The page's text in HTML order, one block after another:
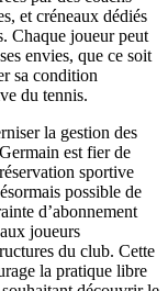
et créneaux dédiés
Chaque joueur peut
envies, que ce soit
sa condition
du tennis.
la gestion des
est fier de
sportive
possible de
d’abonnement
joueurs
du club. Cette
la pratique libre